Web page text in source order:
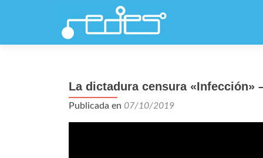
La dictadura censura «Infección»
Publicada en 07/10/2019